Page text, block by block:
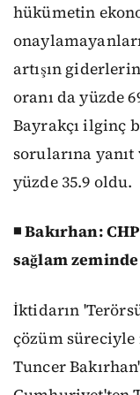
hükümetin
artışın
oranı da yüzde
Bayrakçı ilginç
sorularına
yüzde 35.9 oldu.
◾ Bakırhan:
sağlam
İktidarın
çözüm süreciyle
Tuncer